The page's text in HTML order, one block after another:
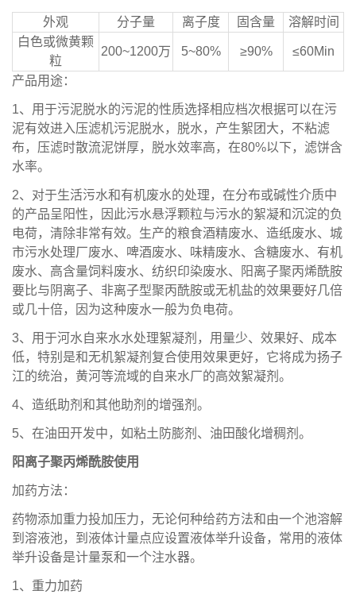
外观 分子量 离子度 固含量
溶解时间
白色或微黄颗
粒
200~1200万 5~80% ≥90% ≤60Min
产品用途：
1、用于污泥脱水的污泥的性质选择相应档次根据可以在污
泥有效进入压滤机污泥脱水，脱水，产生絮团大，不粘滤
布，压滤时散流泥饼厚，脱水效率高，在80%以下，滤饼含
水率。
2、对于生活污水和有机废水的处理，在分布或碱性介质中
的产品呈阳性，因此污水悬浮颗粒与污水的絮凝和沉淀的负
电荷，清除非常有效。生产的粮食酒精废水、造纸废水、城
市污水处理厂废水、啤酒废水、味精废水、含糖废水、有机
废水、高含量饲料废水、纺织印染废水、阳离子聚丙烯酰胺
要比与阴离子、非离子型聚丙酰胺或无机盐的效果要好几倍
或几十倍，因为这种废水一般为负电荷。
3、用于河水自来水水处理絮凝剂，用量少、效果好、成本
低，特别是和无机絮凝剂复合使用效果更好，它将成为扬子
江的统治，黄河等流域的自来水厂的高效絮凝剂。
4、造纸助剂和其他助剂的增强剂。
5、在油田开发中，如粘土防膨剂、油田酸化增稠剂。
阳离子聚丙烯酰胺使用
加药方法：
药物添加重力投加压力，无论何种给药方法和由一个池溶解
到溶液池，到液体计量点应设置液体举升设备，常用的液体
举升设备是计量泵和一个注水器。
1、重力加药